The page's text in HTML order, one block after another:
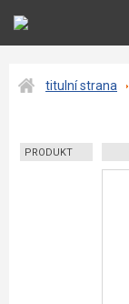
titulní strana
PRODUKT